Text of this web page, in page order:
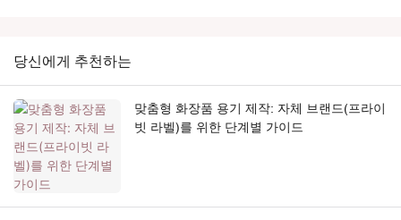
당신에게 추천하는
맞춤형 화장품 용기 제작: 자체 브랜드(프라이
빗 라벨)를 위한 단계별 가이드